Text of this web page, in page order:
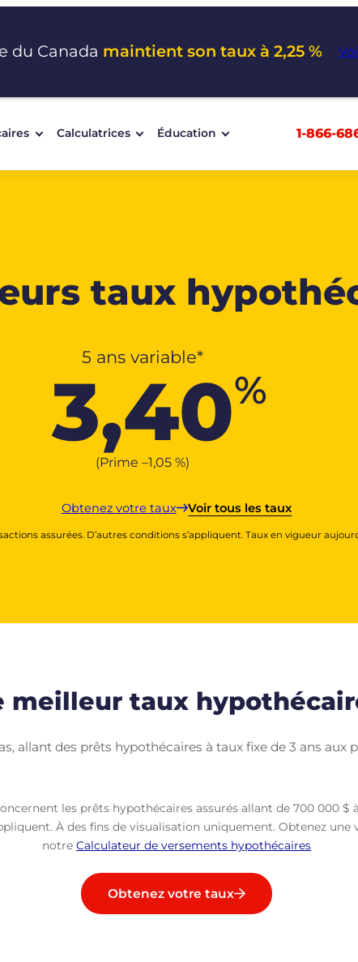
du Canada maintient son taux à 2,25 %
Calculatrices Éducation 1-866-
taux
5 ans variable*
3,40%
(Prime –1,05 %)
Obtenez votre taux Voir tous les taux
assurées. D’autres conditions s’appliquent. Taux en vigueur
meilleur taux
allant des prêts hypothécaires à taux fixe de 3 ans aux
les prêts hypothécaires assurés allant de 700 000 $
À des fins de visualisation uniquement. Obtenez une
notre Calculateur de versements hypothécaires
Obtenez votre taux